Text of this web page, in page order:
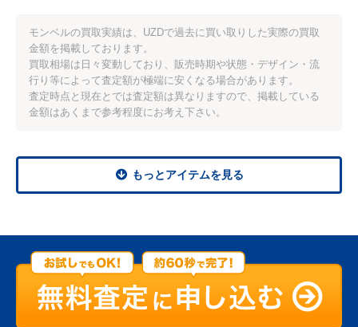
モンベルの買取実績は、UZDで過去に買い取りした実際の買取
金額を掲載しております。
買取相場は日々変動しており、販売時期や状態・デザイン・流
行り等によって査定額が極端に安くなる場合があります。
査定時点と現在とでは査定額は異なりますので、掲載している
金額はあくまで参考程度にお考え下さい。
もっとアイテムを見る